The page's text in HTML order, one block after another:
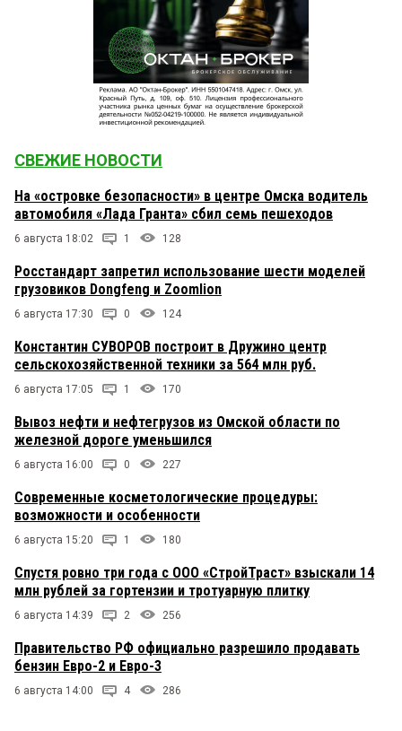
СВЕЖИЕ НОВОСТИ
На «островке безопасности» в центре Омска водитель
автомобиля «Лада Гранта» сбил семь пешеходов
6 августа 18:02 1 128
Росстандарт запретил использование шести моделей
грузовиков Dongfeng и Zoomlion
6 августа 17:30 0 124
Константин СУВОРОВ построит в Дружино центр
сельскохозяйственной техники за 564 млн руб.
6 августа 17:05 1 170
Вывоз нефти и нефтегрузов из Омской области по
железной дороге уменьшился
6 августа 16:00 0 227
Современные косметологические процедуры:
возможности и особенности
6 августа 15:20 1 180
Спустя ровно три года с ООО «СтройТраст» взыскали 14
млн рублей за гортензии и тротуарную плитку
6 августа 14:39 2 256
Правительство РФ официально разрешило продавать
бензин Евро-2 и Евро-3
6 августа 14:00 4 286